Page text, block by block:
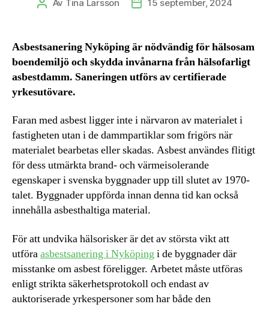
Inläggsförfattare
Av Tina Larsson Inläggsdatum
15 september, 2024
Asbestsanering Nyköping är nödvändig för hälsosam
boendemiljö och skydda invånarna från hälsofarligt
asbestdamm. Saneringen utförs av certifierade
yrkesutövare.
Faran med asbest ligger inte i närvaron av materialet i
fastigheten utan i de dammpartiklar som frigörs när
materialet bearbetas eller skadas. Asbest användes flitigt
för dess utmärkta brand- och värmeisolerande
egenskaper i svenska byggnader upp till slutet av 1970-
talet. Byggnader uppförda innan denna tid kan också
innehålla asbesthaltiga material.
För att undvika hälsorisker är det av största vikt att
utföraasbestsanering i Nyköping i de byggnader där
misstanke om asbest föreligger. Arbetet måste utföras
enligt strikta säkerhetsprotokoll och endast av
auktoriserade yrkespersoner som har både den